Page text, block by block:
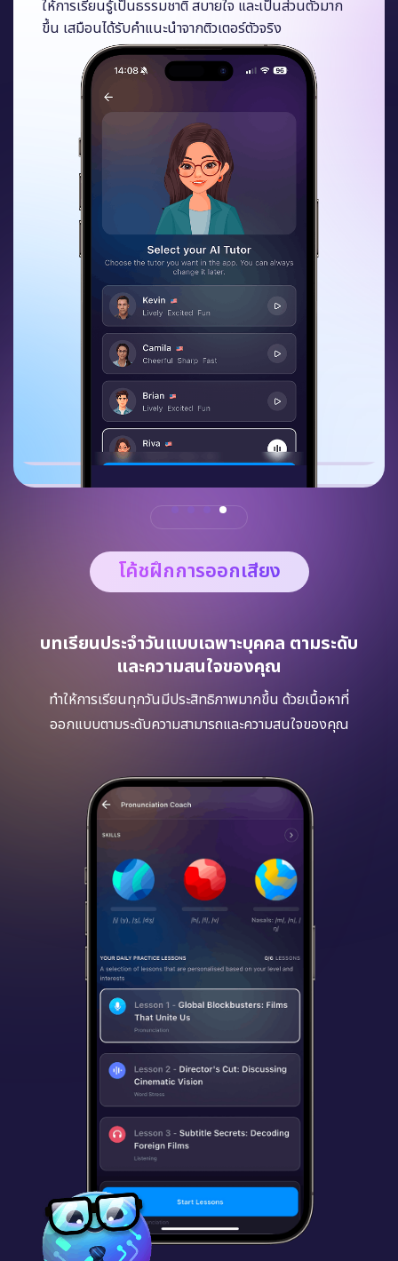
ให้การเรียนรู้เป็นธรรมชาติ สบายใจ และเป็นส่วนตัวมาก
ขึ้น เสมือนได้รับคำแนะนำจากติวเตอร์ตัวจริง
โค้ชฝึกการออกเสียง
บทเรียนประจำวันแบบเฉพาะบุคคล ตามระดับ
และความสนใจของคุณ
ทำให้การเรียนทุกวันมีประสิทธิภาพมากขึ้น ด้วยเนื้อหาที่
ออกแบบตามระดับความสามารถและความสนใจของคุณ